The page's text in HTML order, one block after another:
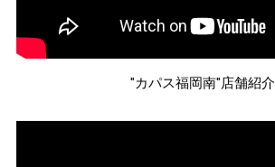
"カパス福岡南"店舗紹介